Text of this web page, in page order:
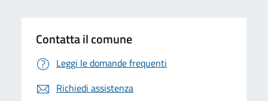
Contatta il comune
Leggi le domande frequenti
Richiedi assistenza